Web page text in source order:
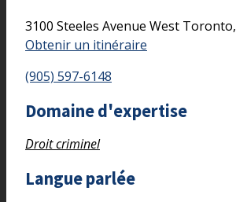
3100 Steeles Avenue West Toronto,
Obtenir un itinéraire
(905) 597-6148
Domaine d'expertise
Droit criminel
Langue parlée